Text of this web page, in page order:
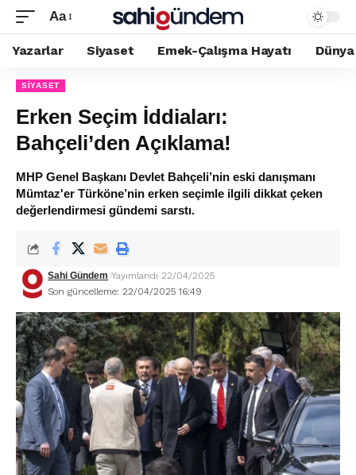
Aa
Yazarlar Siyaset Emek-Çalışma Hayatı Dünya
SIYASET
Erken Seçim İddiaları:
Bahçeli’den Açıklama!
MHP Genel Başkanı Devlet Bahçeli’nin eski danışmanı
Mümtaz'er Türköne’nin erken seçimle ilgili dikkat çeken
değerlendirmesi gündemi sarstı.
Son güncelleme: 22/04/2025 16:49
Sahi Gündem Yayımlandı 22/04/2025